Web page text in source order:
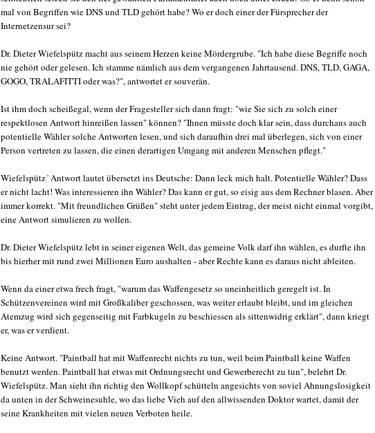
mal von Begriffen wie DNS und TLD gehört habe? Wo er doch einer der Fürsprecher der
Internetzensur sei?
Dr. Dieter Wiefelspütz macht aus seinem Herzen keine Mördergrube. "Ich habe diese Begriffe noch
nie gehört oder gelesen. Ich stamme nämlich aus dem vergangenen Jahrtausend. DNS, TLD, GAGA,
GOGO, TRALAFITTI oder was?", antwortet er souverän.
Ist ihm doch scheißegal, wenn der Fragesteller sich dann fragt: "wie Sie sich zu solch einer
respektlosen Antwort hinreißen lassen" können? "Ihnen müsste doch klar sein, dass durchaus auch
potentielle Wähler solche Antworten lesen, und sich daraufhin drei mal überlegen, sich von einer
Person vertreten zu lassen, die einen derartigen Umgang mit anderen Menschen pflegt."
Wiefelspütz´ Antwort lautet übersetzt ins Deutsche: Dann leck mich halt. Potentielle Wähler? Dass
er nicht lacht! Was interessieren ihn Wähler? Das kann er gut, so eisig aus dem Rechner blasen. Aber
immer korrekt. "Mit freundlichen Grüßen" steht unter jedem Eintrag, der meist nicht einmal vorgibt,
eine Antwort simulieren zu wollen.
Dr. Dieter Wiefelspütz lebt in seiner eigenen Welt, das gemeine Volk darf ihn wählen, es durfte ihn
bis hierher mit rund zwei Millionen Euro aushalten - aber Rechte kann es daraus nicht ableiten.
Wenn da einer etwa frech fragt, "warum das Waffengesetz so uneinheitlich geregelt ist. In
Schützenvereinen wird mit Großkaliber geschossen, was weiter erlaubt bleibt, und im gleichen
Atemzug wird sich gegenseitig mit Farbkugeln zu beschiessen als sittenwidrig erklärt", dann kriegt
er, was er verdient.
Keine Antwort. "Paintball hat mit Waffenrecht nichts zu tun, weil beim Paintball keine Waffen
benutzt werden. Paintball hat etwas mit Ordnungsrecht und Gewerberecht zu tun", belehrt Dr.
Wiefelspütz. Man sieht ihn richtig den Wollkopf schütteln angesichts von soviel Ahnungslosigkeit
da unten in der Schweinesuhle, wo das liebe Vieh auf den allwissenden Doktor wartet, damit der
seine Krankheiten mit vielen neuen Verboten heile.